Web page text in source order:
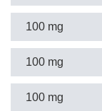
100 mg
100 mg
100 mg